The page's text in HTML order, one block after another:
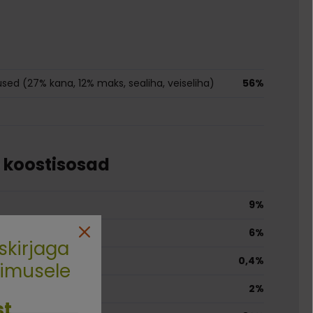
(27% kana, 12% maks, sealiha, veiseliha)
56%
9%
6%
0,4%
2%